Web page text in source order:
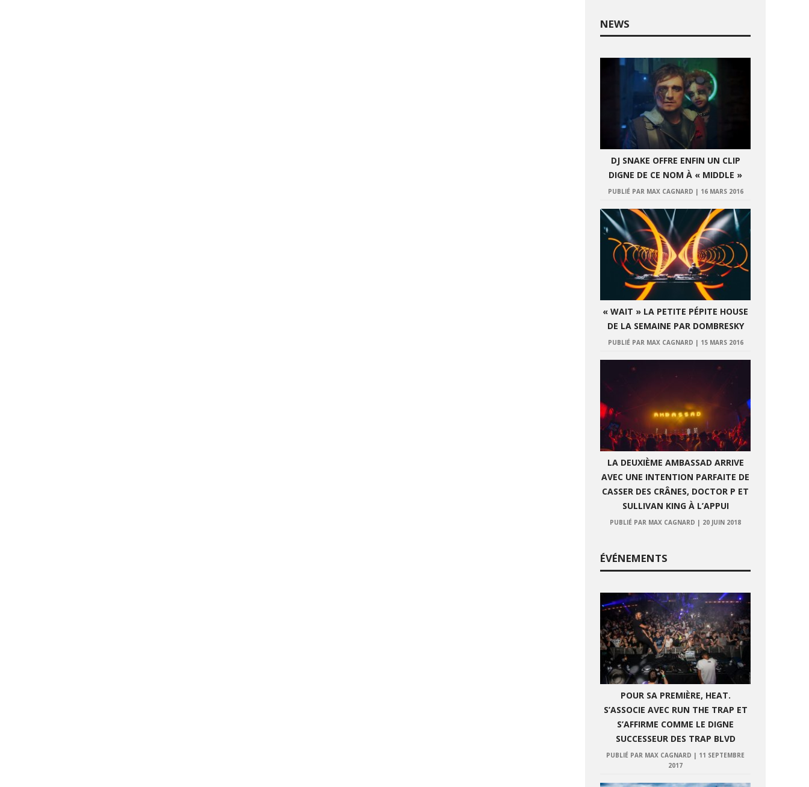
NEWS
DJ SNAKE OFFRE ENFIN UN CLIP
DIGNE DE CE NOM À « MIDDLE »
PUBLIÉ PAR MAX CAGNARD | 16 MARS 2016
« WAIT » LA PETITE PÉPITE HOUSE
DE LA SEMAINE PAR DOMBRESKY
PUBLIÉ PAR MAX CAGNARD | 15 MARS 2016
LA DEUXIÈME AMBASSAD ARRIVE
AVEC UNE INTENTION PARFAITE DE
CASSER DES CRÂNES, DOCTOR P ET
SULLIVAN KING À L’APPUI
PUBLIÉ PAR MAX CAGNARD | 20 JUIN 2018
ÉVÉNEMENTS
POUR SA PREMIÈRE, HEAT.
S’ASSOCIE AVEC RUN THE TRAP ET
S’AFFIRME COMME LE DIGNE
SUCCESSEUR DES TRAP BLVD
PUBLIÉ PAR MAX CAGNARD | 11 SEPTEMBRE
2017